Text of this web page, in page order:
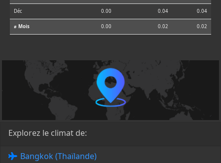
Déc 0.00 0.04 0.04
⌀ Mois 0.00 0.02 0.02
Explorez le climat de:
Bangkok (Thaïlande)